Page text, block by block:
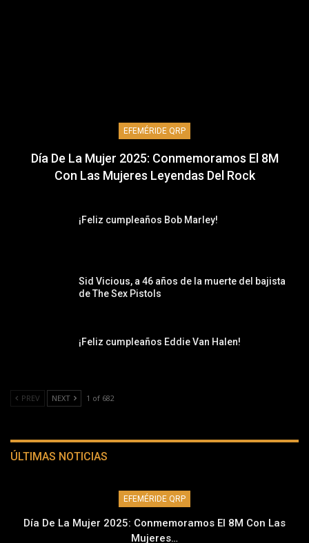
EFEMÉRIDE QRP
Día De La Mujer 2025: Conmemoramos El 8M
Con Las Mujeres Leyendas Del Rock
¡Feliz cumpleaños Bob Marley!
Sid Vicious, a 46 años de la muerte del bajista
de The Sex Pistols
¡Feliz cumpleaños Eddie Van Halen!
PREV NEXT 1 of 682
ÚLTIMAS NOTICIAS
EFEMÉRIDE QRP
Día De La Mujer 2025: Conmemoramos El 8M Con Las
Mujeres…